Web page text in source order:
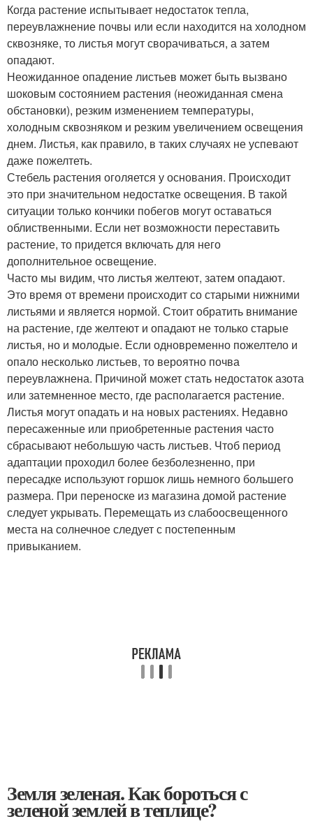
Когда растение испытывает недостаток тепла,
переувлажнение почвы или если находится на холодном
сквозняке, то листья могут сворачиваться, а затем
опадают.
Неожиданное опадение листьев может быть вызвано
шоковым состоянием растения (неожиданная смена
обстановки), резким изменением температуры,
холодным сквозняком и резким увеличением освещения
днем. Листья, как правило, в таких случаях не успевают
даже пожелтеть.
Стебель растения оголяется у основания. Происходит
это при значительном недостатке освещения. В такой
ситуации только кончики побегов могут оставаться
облиственными. Если нет возможности переставить
растение, то придется включать для него
дополнительное освещение.
Часто мы видим, что листья желтеют, затем опадают.
Это время от времени происходит со старыми нижними
листьями и является нормой. Стоит обратить внимание
на растение, где желтеют и опадают не только старые
листья, но и молодые. Если одновременно пожелтело и
опало несколько листьев, то вероятно почва
переувлажнена. Причиной может стать недостаток азота
или затемненное место, где располагается растение.
Листья могут опадать и на новых растениях. Недавно
пересаженные или приобретенные растения часто
сбрасывают небольшую часть листьев. Чтоб период
адаптации проходил более безболезненно, при
пересадке используют горшок лишь немного большего
размера. При переноске из магазина домой растение
следует укрывать. Перемещать из слабоосвещенного
места на солнечное следует с постепенным
привыканием.
Земля зеленая. Как бороться с
зеленой землей в теплице?